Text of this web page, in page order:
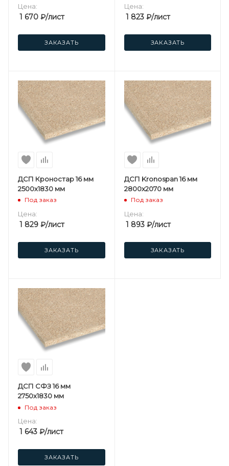
Цена:
1 670 ₽/лист
ЗАКАЗАТЬ
Цена:
1 823₽/лист
ЗАКАЗАТЬ
ДСП Кроностар 16 мм
2500х1830 мм
Под заказ
Цена:
1 829 ₽/лист
ЗАКАЗАТЬ
ДСП Kronospan 16 мм
2800х2070 мм
Под заказ
Цена:
1 893₽/лист
ЗАКАЗАТЬ
ДСП СФЗ 16 мм
2750х1830 мм
Под заказ
Цена:
1 643 ₽/лист
ЗАКАЗАТЬ